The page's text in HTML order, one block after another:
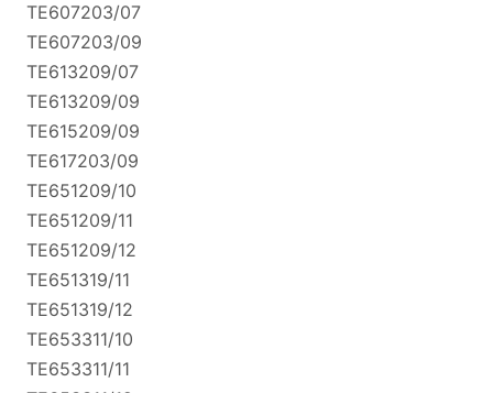
TE607203/07
TE607203/09
TE613209/07
TE613209/09
TE615209/09
TE617203/09
TE651209/10
TE651209/11
TE651209/12
TE651319/11
TE651319/12
TE653311/10
TE653311/11